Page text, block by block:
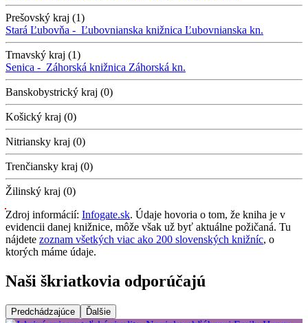
Prešovský kraj (1)
Stará Ľubovňa - Ľubovnianska knižnica Ľubovnianska kn.
Trnavský kraj (1)
Senica - Záhorská knižnica Záhorská kn.
Banskobystrický kraj (0)
Košický kraj (0)
Nitriansky kraj (0)
Trenčiansky kraj (0)
Žilinský kraj (0)
Zdroj informácií: Infogate.sk. Údaje hovoria o tom, že kniha je v
evidencii danej knižnice, môže však už byť aktuálne požičaná. Tu
nájdete zoznam všetkých viac ako 200 slovenských knižníc, o
ktorých máme údaje.
Naši škriatkovia odporúčajú
Predchádzajúce Ďalšie